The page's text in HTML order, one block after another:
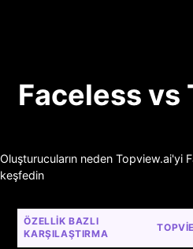
Faceless vs
Oluşturucuların neden Topview.ai'yi
keşfedin
ÖZELLIK BAZLI
KARŞILAŞTIRMA